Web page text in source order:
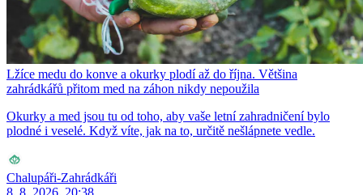
Lžíce medu do konve a okurky plodí až do října. Většina
zahrádkářů přitom med na záhon nikdy nepoužila
Okurky a med jsou tu od toho, aby vaše letní zahradničení bylo
plodné i veselé. Když víte, jak na to, určitě nešlápnete vedle.
Chalupáři-Zahrádkáři
8. 8. 2026, 20:38